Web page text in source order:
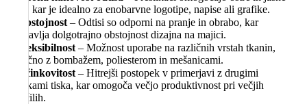
linije, kar je idealno za enobarvne logotipe, napise ali grafike.
Obstojnost – Odtisi so odporni na pranje in obrabo, kar
zagotavlja dolgotrajno obstojnost dizajna na majici.
Fleksibilnost – Možnost uporabe na različnih vrstah tkanin,
vključno z bombažem, poliesterom in mešanicami.
Učinkovitost – Hitrejši postopek v primerjavi z drugimi
tehnikami tiska, kar omogoča večjo produktivnost pri večjih
naročilih.